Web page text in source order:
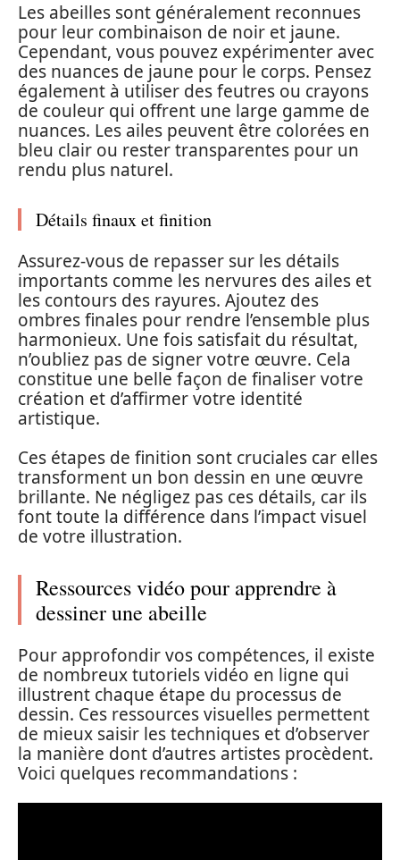
Les abeilles sont généralement reconnues
pour leur combinaison de noir et jaune.
Cependant, vous pouvez expérimenter avec
des nuances de jaune pour le corps. Pensez
également à utiliser des feutres ou crayons
de couleur qui offrent une large gamme de
nuances. Les ailes peuvent être colorées en
bleu clair ou rester transparentes pour un
rendu plus naturel.
Détails finaux et finition
Assurez-vous de repasser sur les détails
importants comme les nervures des ailes et
les contours des rayures. Ajoutez des
ombres finales pour rendre l’ensemble plus
harmonieux. Une fois satisfait du résultat,
n’oubliez pas de signer votre œuvre. Cela
constitue une belle façon de finaliser votre
création et d’affirmer votre identité
artistique.
Ces étapes de finition sont cruciales car elles
transforment un bon dessin en une œuvre
brillante. Ne négligez pas ces détails, car ils
font toute la différence dans l’impact visuel
de votre illustration.
Ressources vidéo pour apprendre à
dessiner une abeille
Pour approfondir vos compétences, il existe
de nombreux tutoriels vidéo en ligne qui
illustrent chaque étape du processus de
dessin. Ces ressources visuelles permettent
de mieux saisir les techniques et d’observer
la manière dont d’autres artistes procèdent.
Voici quelques recommandations :